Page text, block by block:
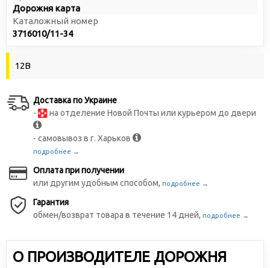
Дорожня карта
Каталожный номер
3716010/11-34
12В
Доставка по Украине
-
на отделение Новой Почты или курьером до двери
- самовывоз в г. Харьков
подробнее →
Оплата при получении
или другим удобным способом, подробнее →
Гарантия
обмен/возврат товара в течение 14 дней, подробнее →
О ПРОИЗВОДИТЕЛЕ ДОРОЖНЯ